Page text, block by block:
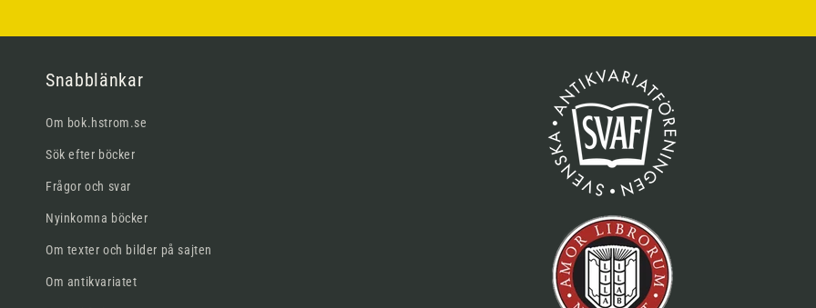
Snabblänkar
Om bok.hstrom.se
Sök efter böcker
Frågor och svar
Nyinkomna böcker
Om texter och bilder på sajten
Om antikvariatet